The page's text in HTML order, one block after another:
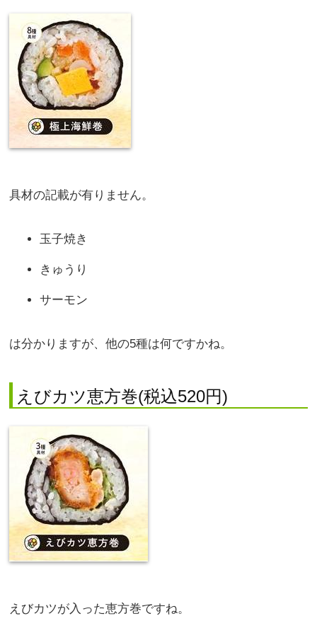
具材の記載が有りません。
玉子焼き
きゅうり
サーモン
は分かりますが、他の5種は何ですかね。
えびカツ恵方巻(税込520円)
えびカツが入った恵方巻ですね。